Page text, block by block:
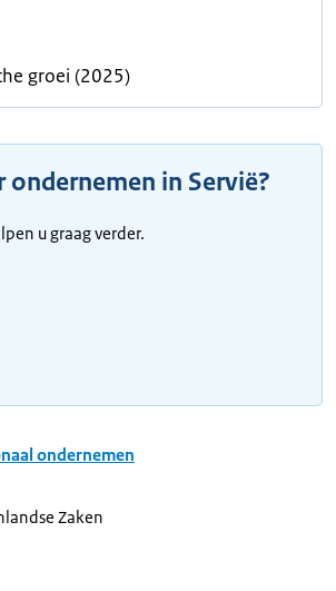
groei (2025)
ondernemen in Servië?
u graag verder.
ondernemen
Zaken